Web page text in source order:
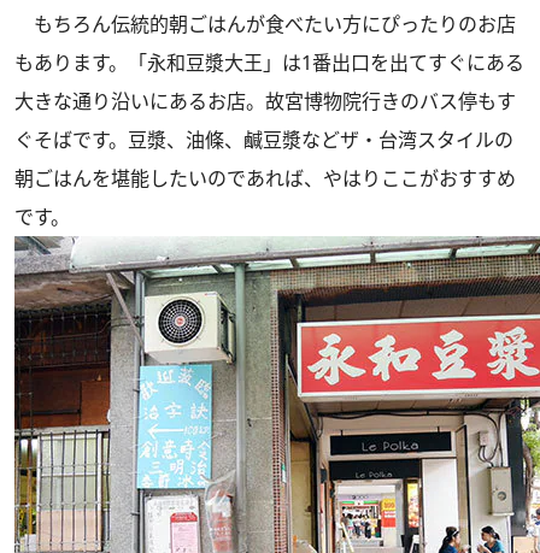
もちろん伝統的朝ごはんが食べたい方にぴったりのお店
もあります。「永和豆漿大王」は1番出口を出てすぐにある
大きな通り沿いにあるお店。故宮博物院行きのバス停もす
ぐそばです。豆漿、油條、鹹豆漿などザ・台湾スタイルの
朝ごはんを堪能したいのであれば、やはりここがおすすめ
です。